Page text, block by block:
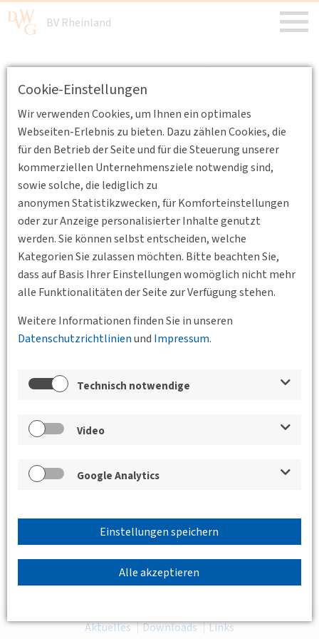
Cookie-Einstellungen
Wir verwenden Cookies, um Ihnen ein optimales
Webseiten-Erlebnis zu bieten. Dazu zählen Cookies, die
für den Betrieb der Seite und für die Steuerung unserer
kommerziellen Unternehmensziele notwendig sind,
sowie solche, die lediglich zu
anonymen Statistikzwecken, für Komforteinstellungen
oder zur Anzeige personalisierter Inhalte genutzt
werden. Sie können selbst entscheiden, welche
Kategorien Sie zulassen möchten. Bitte beachten Sie,
dass auf Basis Ihrer Einstellungen womöglich nicht mehr
alle Funktionalitäten der Seite zur Verfügung stehen.
Weitere Informationen finden Sie in unseren
Datenschutzrichtlinienund Impressum.
Technisch notwendige
Video
Google Analytics
Einstellungen speichern
Alle akzeptieren
BV Rheinland
DVWG Rheinland: Ordentliche
Mitgliederversammlung 2022
04.03.2022 15:00 - 18:00
Die diesjährige und ordentliche
Mitgliederversammlung findet am 04. März 2022 ab
15:00 Uhr online statt. Den Zugangslink erhalten Sie
als Mitglied in einer gesonderten Nachricht oder
nach Anfrage an veranstaltung@dvwg-rheinland.de
Die diesjährige und ordentliche Mitgliederversammlung
findet am 04. März 2022 ab 15:00 Uhr online statt. Den
Zugangslink erhalten Sie als Mitglied in einer gesonderten
rheinland.de
Aktuelles Downloads Links